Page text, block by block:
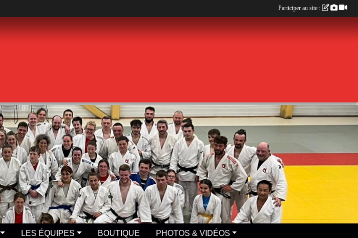
LES ÉQUIPES BOUTIQUE PHOTOS & VIDÉOS
Participer au site :